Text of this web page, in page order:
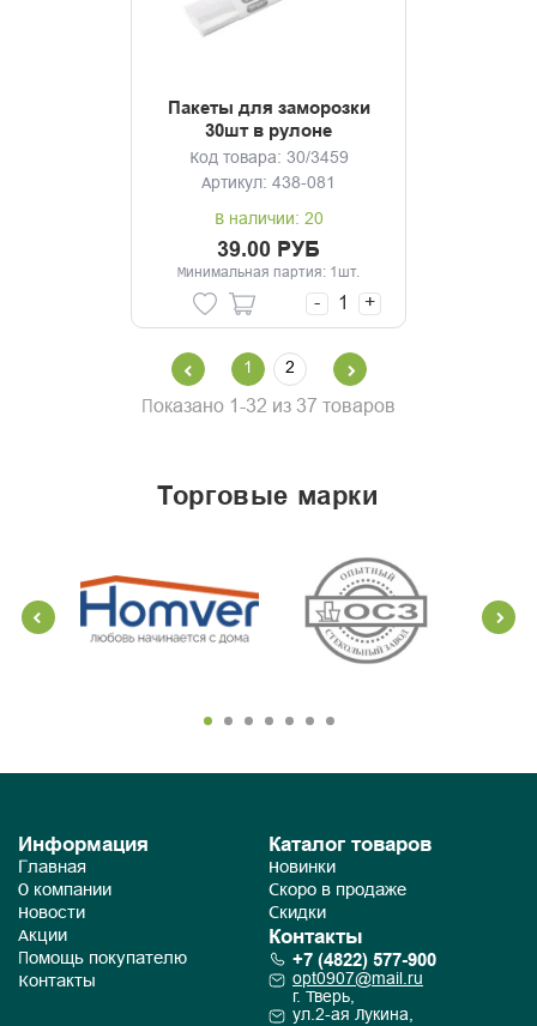
Пакеты для заморозки
30шт в рулоне
Код товара: 30/3459
Артикул: 438-081
В наличии: 20
39.00 РУБ
Минимальная партия: 1шт.
- +
1 2
Показано 1-32 из 37 товаров
торговые марки
Информация
Главная
О компании
Новости
Акции
Помощь покупателю
Контакты
Каталог товаров
Новинки
Скоро в продаже
Скидки
Контакты
+7 (4822) 577-900
opt0907@mail.ru
г. Тверь,
ул.2-ая Лукина,